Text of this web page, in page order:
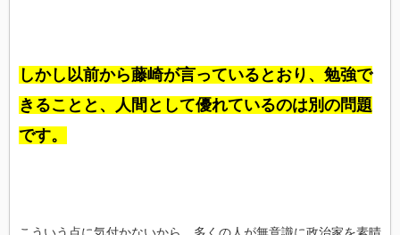
しかし以前から藤崎が言っているとおり、勉強で
きることと、人間として優れているのは別の問題
です。